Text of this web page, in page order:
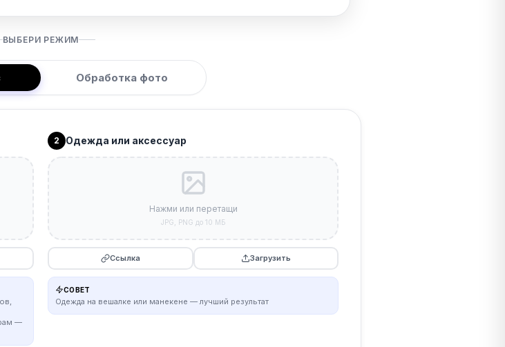
ВЫБЕРИ РЕЖИМ
Обработка фото
—
2 Одежда или аксессуар
Нажми или перетащи
JPG, PNG до 10 МБ
Ссылка Загрузить
СОВЕТ
Одежда на вешалке или манекене — лучший результат